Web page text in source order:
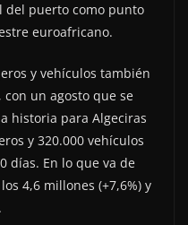
del puerto como punto
euroafricano.
y vehículos también
un agosto que se
historia para Algeciras
y 320.000 vehículos
días. En lo que va de
4,6 millones (+7,6%) y